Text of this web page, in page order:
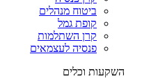
ביטוח מנהלים
קופת גמל
קרן השתלמות
פנסיה לעצמאים
השקעות וכלים